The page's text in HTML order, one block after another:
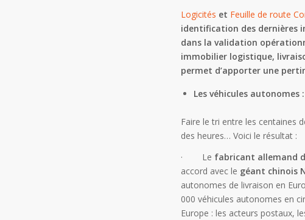
Logicités et Feuille de route
identification des dernières
dans la validation
immobilier logistique,
permet d’apporter une
Les véhicules
Faire le tri entre les centaines
des heures… Voici le résultat :
· Le fabricant allemand
accord avec le géant chinois
autonomes de livraison en
000 véhicules autonomes en
Europe : les acteurs postaux,